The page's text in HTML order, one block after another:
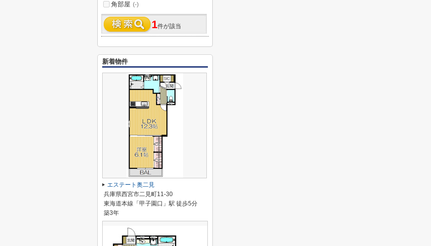
角部屋 (-)
1件が該当
新着物件
エステート奥二見
兵庫県西宮市二見町11-30
東海道本線「甲子園口」駅 徒歩5分
築3年